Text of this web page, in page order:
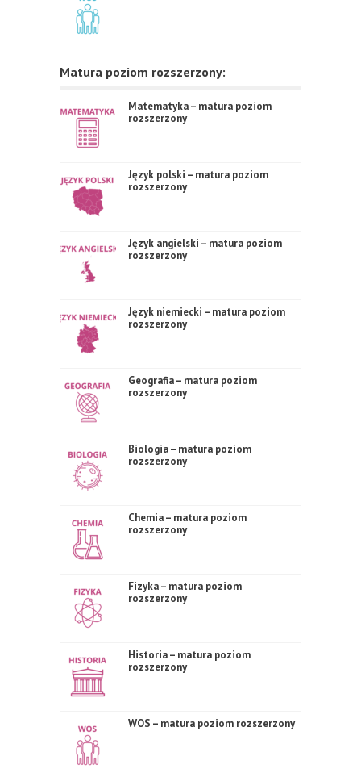
Matura poziom rozszerzony:
Matematyka – matura poziom
rozszerzony
Język polski – matura poziom
rozszerzony
Język angielski – matura poziom
rozszerzony
Język niemiecki – matura poziom
rozszerzony
Geografia – matura poziom
rozszerzony
Biologia – matura poziom
rozszerzony
Chemia – matura poziom
rozszerzony
Fizyka – matura poziom
rozszerzony
Historia – matura poziom
rozszerzony
WOS – matura poziom rozszerzony